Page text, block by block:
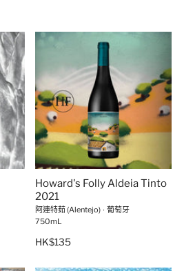
Howard's Folly Aldeia Tinto
2021
阿連特茹 (Alentejo) ∙ 葡萄牙
750mL
HK$135